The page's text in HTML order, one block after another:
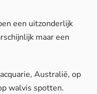
een uitzonderlijk
maar een
Australië, op
walvis spotten.